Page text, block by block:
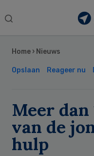
Search
Home › Nieuws
Opslaan Reageer nu
Meer
van de
hulp
Sidebar